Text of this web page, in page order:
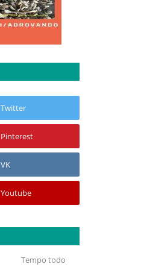
Twitter
Pinterest
VK
Youtube
Tempo todo